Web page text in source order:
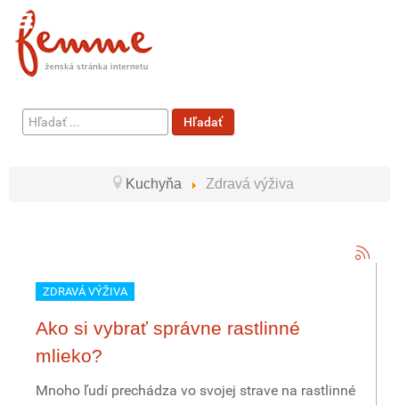
Hľadať
...
Hľadať
Kuchyňa Zdravá výživa
ZDRAVÁ VÝŽIVA
Ako si vybrať správne rastlinné
mlieko?
Mnoho ľudí prechádza vo svojej strave na rastlinné